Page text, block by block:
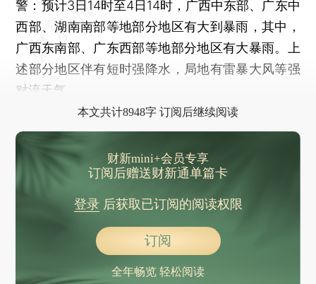
警：预计3日14时至4日14时，广西中东部、广东中
西部、湖南南部等地部分地区有大到暴雨，其中，
广西东南部、广东西部等地部分地区有大暴雨。上
述部分地区伴有短时强降水，局地有雷暴大风等强
对流天气。
本文共计8948字 订阅后继续阅读
财新mini+会员专享
订阅后赠送财新通单篇卡
登录后获取已订阅的阅读权限
订阅
全年畅览 轻松阅读